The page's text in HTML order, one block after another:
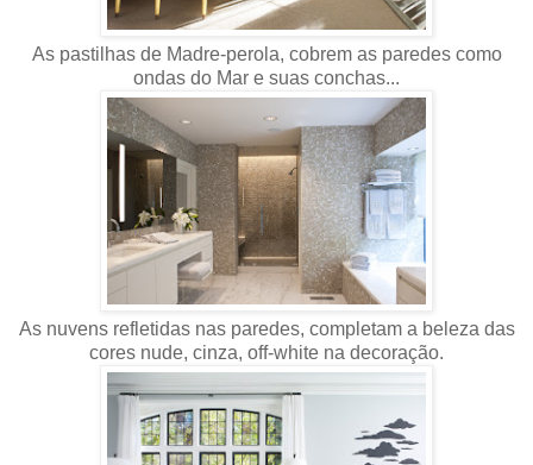
As pastilhas de Madre-perola, cobrem as paredes como
ondas do Mar e suas conchas...
As nuvens refletidas nas paredes, completam a beleza das
cores nude, cinza, off-white na decoração.